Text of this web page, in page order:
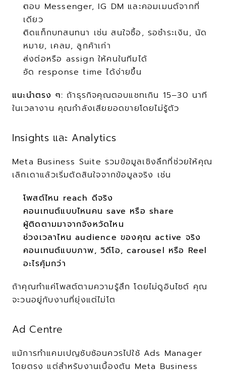
ตอบ Messenger, IG DM และคอมเมนต์จากที่
เดียว
ติดแท็กบทสนทนา เช่น สนใจซื้อ, รอชำระเงิน, นัด
หมาย, เคลม, ลูกค้าเก่า
ส่งต่อหรือ assign ให้คนในทีมได้
วัด response time ได้ง่ายขึ้น
แนะนำตรง ๆ: ถ้าธุรกิจคุณตอบแชทเกิน 15–30 นาที
ในเวลางาน คุณกำลังเสียยอดขายโดยไม่รู้ตัว
Insights และ Analytics
Meta Business Suite รวมข้อมูลเชิงลึกที่ช่วยให้คุณ
เลิกเดาแล้วเริ่มตัดสินใจจากข้อมูลจริง เช่น
โพสต์ไหน reach ดีจริง
คอนเทนต์แบบไหนคน save หรือ share
ผู้ติดตามมาจากจังหวัดไหน
ช่วงเวลาไหน audience ของคุณ active จริง
คอนเทนต์แบบภาพ, วิดีโอ, carousel หรือ Reel
อะไรคุ้มกว่า
ถ้าคุณทำแค่โพสต์ตามความรู้สึก โดยไม่ดูอินไซต์ คุณ
จะวนอยู่กับงานที่ยุ่งแต่ไม่โต
Ad Centre
แม้การทำแคมเปญซับซ้อนควรไปใช้ Ads Manager
โดยตรง แต่สำหรับงานเบื้องต้น Meta Business